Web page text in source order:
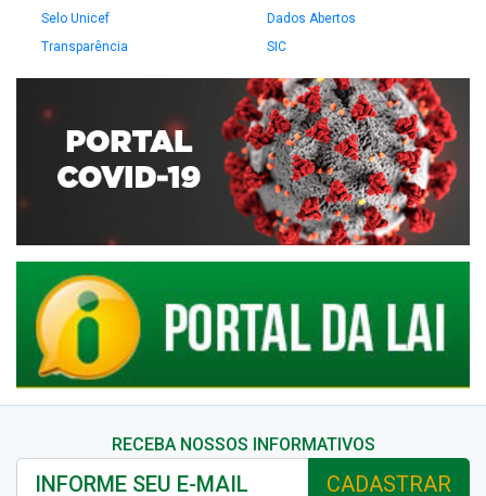
Selo Unicef
Dados Abertos
Transparência
SIC
RECEBA NOSSOS INFORMATIVOS
CADASTRAR